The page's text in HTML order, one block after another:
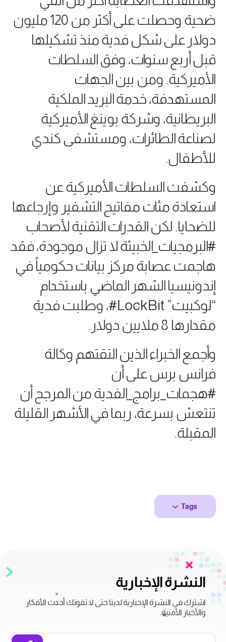
ضحية وحصلت على أكثر من 120 مليون
دولار على شكل فدية منذ تشكيلها
قبل أربع سنوات، وفق السلطات
الأميركية. ومن بين الجهات
المستهدفة، خدمة البريد الملكية
البريطانية، وشركة بوينغ الأميركية
لصناعة الطائرات، ومستشفى كندي
للأطفال.
وكشفت السلطات الأميركية عن
استعادة مئات مفاتيح التشفير وإرجاعها
للضحايا. لكن القدرات التقنية لأصحاب
#البرمجيات_الخبيثة لا تزال موجودة، فقد
هاجمت عصابة مركز بيانات حكومياً في
إندونيسيا الشهر الماضي باستخدام
“لوكبيت” LockBit#، وطلبت فدية
مقدارها 8 ملايين دولار.
وأجمع الخبراء الذين التقتهم وكالة
فرانس برس على أن
#هجمات_برامج_الفدية من المرجح أن
تنتعش بسرعة، ربما في الأشهر القليلة
المقبلة.
Tags
النشرة الإخبارية
اشترك في النشرة الإخبارية لدينا حتى لا تفوتك أحدث الأفكار
والأخبار الأمنية.